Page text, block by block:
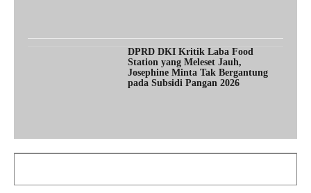
DPRD DKI Kritik Laba Food
Station yang Meleset Jauh,
Josephine Minta Tak Bergantung
pada Subsidi Pangan 2026